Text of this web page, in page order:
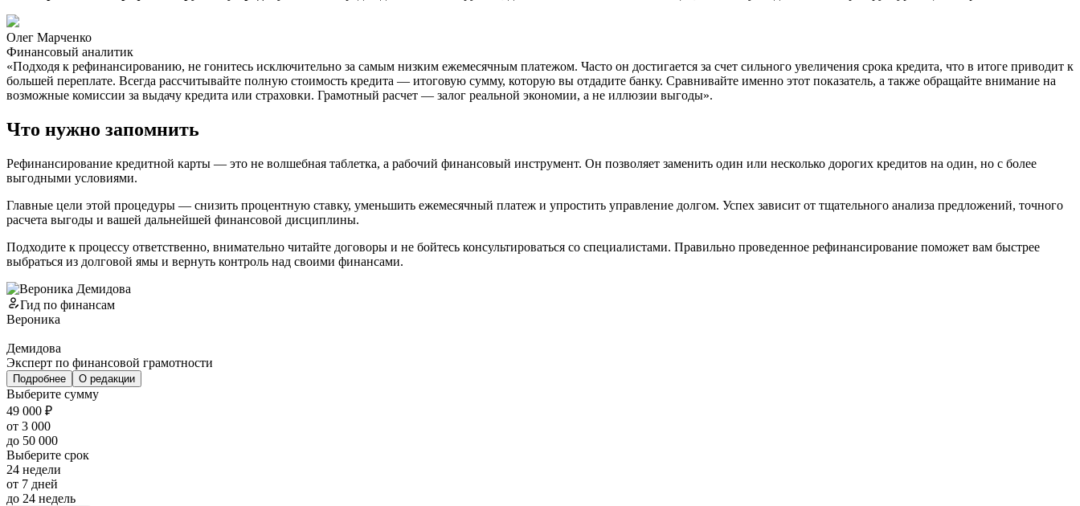
Олег Марченко
Финансовый аналитик
«Подходя к рефинансированию, не гонитесь исключительно за самым низким ежемесячным платежом. Часто он достигается за счет сильного увеличения срока кредита, что в итоге приводит к
большей переплате. Всегда рассчитывайте полную стоимость кредита — итоговую сумму, которую вы отдадите банку. Сравнивайте именно этот показатель, а также обращайте внимание на
возможные комиссии за выдачу кредита или страховки. Грамотный расчет — залог реальной экономии, а не иллюзии выгоды».
Что нужно запомнить
Рефинансирование кредитной карты — это не волшебная таблетка, а рабочий финансовый инструмент. Он позволяет заменить один или несколько дорогих кредитов на один, но с более
выгодными условиями.
Главные цели этой процедуры — снизить процентную ставку, уменьшить ежемесячный платеж и упростить управление долгом. Успех зависит от тщательного анализа предложений, точного
расчета выгоды и вашей дальнейшей финансовой дисциплины.
Подходите к процессу ответственно, внимательно читайте договоры и не бойтесь консультироваться со специалистами. Правильно проведенное рефинансирование поможет вам быстрее
выбраться из долговой ямы и вернуть контроль над своими финансами.
Гид по финансам
Вероника
Демидова
Эксперт по финансовой грамотности
Подробнее О редакции
Выберите сумму
49 000 ₽
от 3 000
до 50 000
Выберите срок
24 недели
от 7 дней
до 24 недель